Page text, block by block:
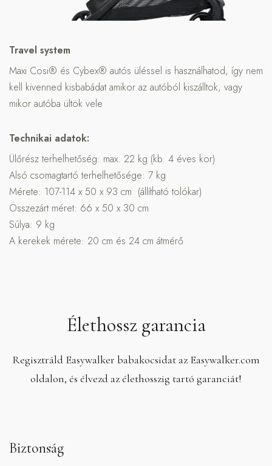
Travel system
Maxi Cosi® és Cybex® autós üléssel is használhatod, így nem
kell kivenned kisbabádat amikor az autóból kiszálltok, vagy
mikor autóba ültök vele
Technikai adatok:
Ülőrész terhelhetőség: max. 22 kg (kb. 4 éves kor)
Alsó csomagtartó terhelhetősége: 7 kg
Mérete: 107-114 x 50 x 93 cm (állítható tolókar)
Összezárt méret: 66 x 50 x 30 cm
Súlya: 9 kg
A kerekek mérete: 20 cm és 24 cm átmérő
Élethossz garancia
Regisztráld Easywalker babakocsidat az Easywalker.com
oldalon, és élvezd az élethosszig tartó garanciát!
Biztonság